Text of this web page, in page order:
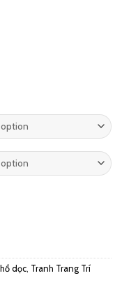
dọc, Tranh Trang Trí